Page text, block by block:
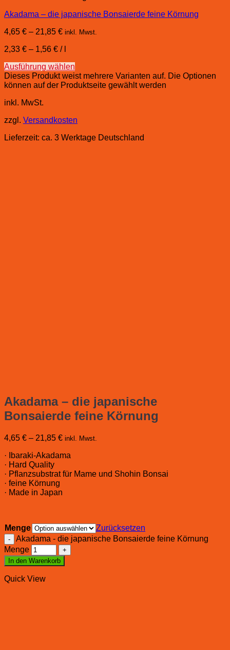
Akadama – die japanische Bonsaierde feine Körnung
4,65 € – 21,85 € inkl. Mwst.
2,33 € – 1,56 € /
Ausführung wählen
Dieses Produkt weist mehrere Varianten auf. Die Optionen
können auf der Produktseite gewählt werden
inkl. MwSt.
zzgl. Versandkosten
Lieferzeit: ca. 3 Werktage Deutschland
Akadama – die japanische
Bonsaierde feine Körnung
4,65 € – 21,85 € inkl. Mwst.
· Ibaraki-Akadama
· Hard Quality
· Pflanzsubstrat für Mame und Shohin Bonsai
· feine Körnung
· Made in Japan
Menge
Zurücksetzen
Akadama - die japanische Bonsaierde feine Körnung
Menge
In den Warenkorb
Quick View